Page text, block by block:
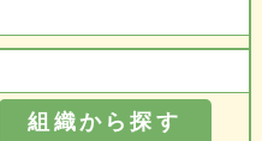
組織から探す